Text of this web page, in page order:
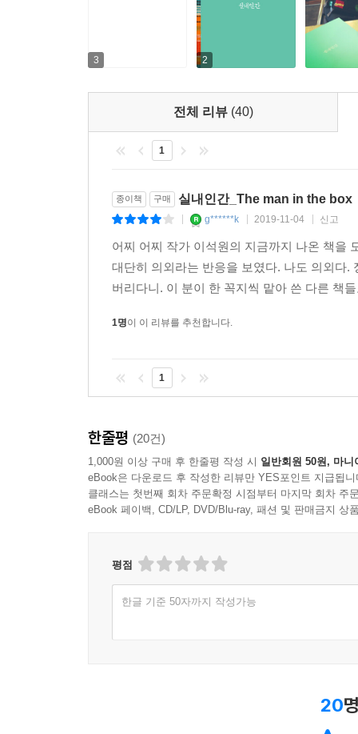
3 2
전체 리뷰 (40)
1
종이책 구매 실내인간_The man in the box
g******k 2019-11-04 신고
어찌 어찌 작가 이석원의 지금까지 나온 책을
대단히 의외라는 반응을 보였다. 나도 의외다.
버리다니. 이 분이 한 꼭지씩 맡아 쓴 다른 책
1명이 이 리뷰를 추천합니다.
1
한줄평 (20건)
1,000원 이상 구매 후 한줄평 작성 시 일반회원 50원, 마니
eBook은 다운로드 후 작성한 리뷰만 YES포인트 지급됩니
클래스는 첫번째 회차 주문확정 시점부터 마지막 회차 주
eBook 페이백, CD/LP, DVD/Blu-ray, 패션 및 판매금지 상
평점
한글 기준 50자까지 작성가능
20